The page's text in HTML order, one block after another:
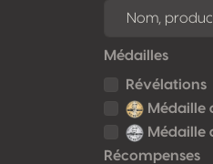
Médailles
Révélations
Médaille
Médaille
Récompenses